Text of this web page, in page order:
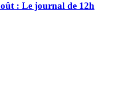
: Le journal de 12h